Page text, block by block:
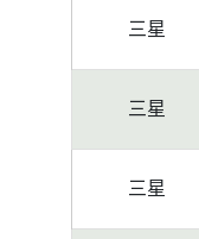
三星
三星
三星